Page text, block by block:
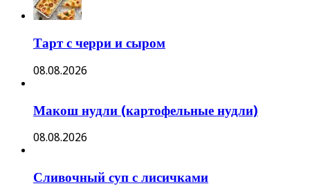
Тарт с черри и сыром
08.08.2026
Макош нудли (картофельные нудли)
08.08.2026
Сливочный суп с лисичками